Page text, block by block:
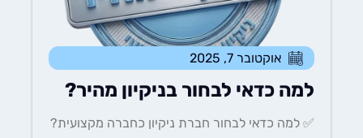
אוקטובר 7, 2025
למה כדאי לבחור בניקיון מהיר?
✅ למה כדאי לבחור חברת ניקיון כחברה מקצועית?